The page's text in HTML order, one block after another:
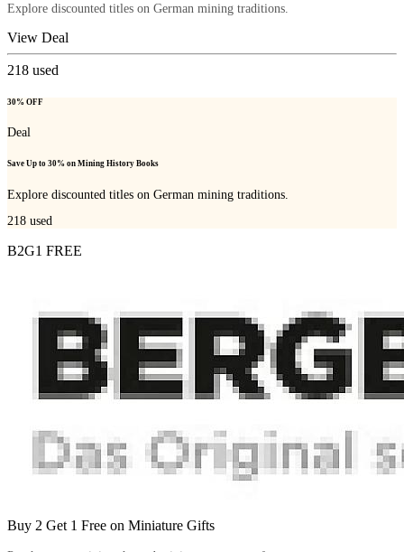
Explore discounted titles on German mining traditions.
View Deal
218 used
30% OFF
Deal
Save Up to 30% on Mining History Books
Explore discounted titles on German mining traditions.
218 used
B2G1 FREE
Buy 2 Get 1 Free on Miniature Gifts